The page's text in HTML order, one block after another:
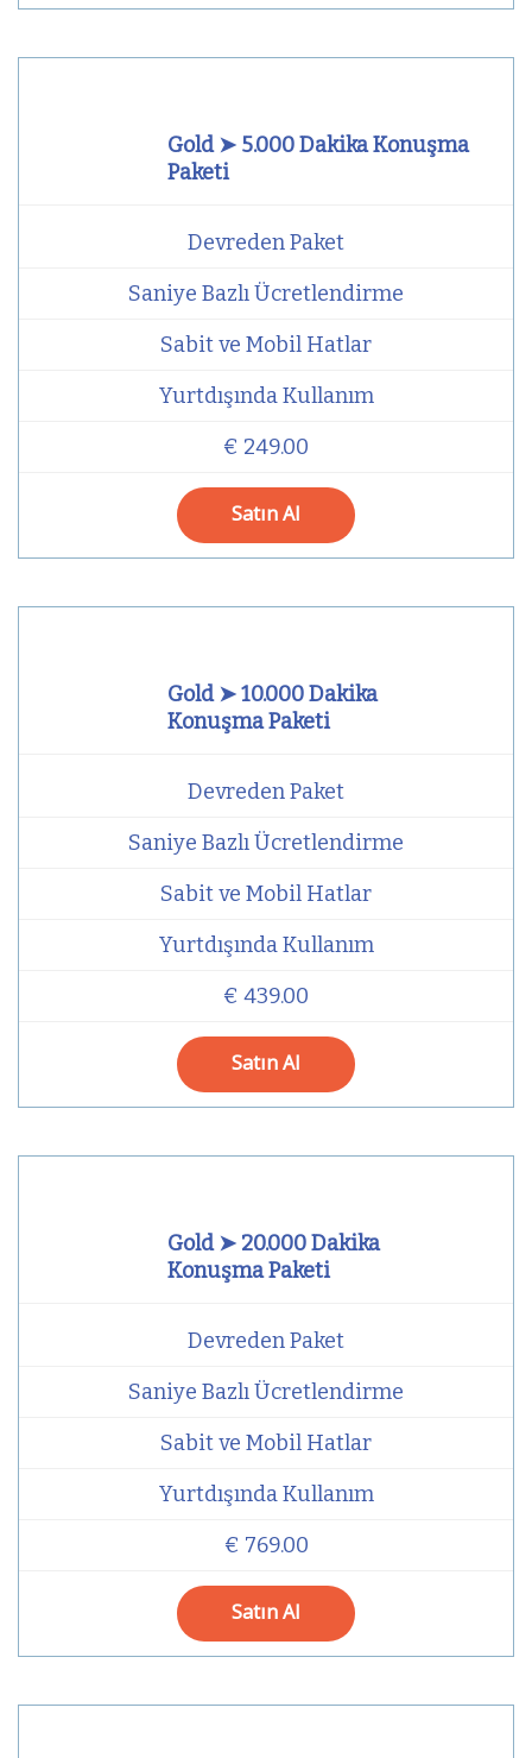
Gold ➤ 5.000 Dakika Konuşma
Paketi
Devreden Paket
Saniye Bazlı Ücretlendirme
Sabit ve Mobil Hatlar
Yurtdışında Kullanım
€ 249.00
Satın Al
Gold ➤ 10.000 Dakika
Konuşma Paketi
Devreden Paket
Saniye Bazlı Ücretlendirme
Sabit ve Mobil Hatlar
Yurtdışında Kullanım
€ 439.00
Satın Al
Gold ➤ 20.000 Dakika
Konuşma Paketi
Devreden Paket
Saniye Bazlı Ücretlendirme
Sabit ve Mobil Hatlar
Yurtdışında Kullanım
€ 769.00
Satın Al